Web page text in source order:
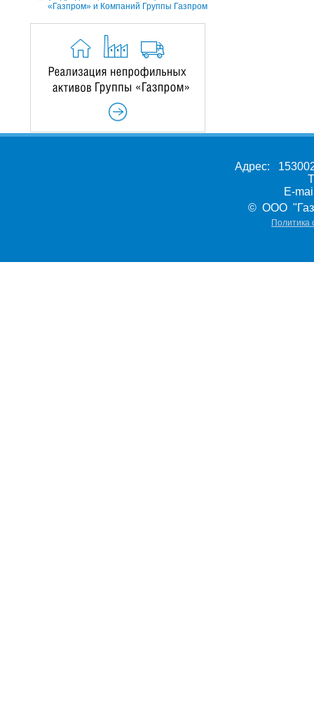
«Газпром» и Компаний Группы Газпром
Адрес:
E-
© ООО
Политика